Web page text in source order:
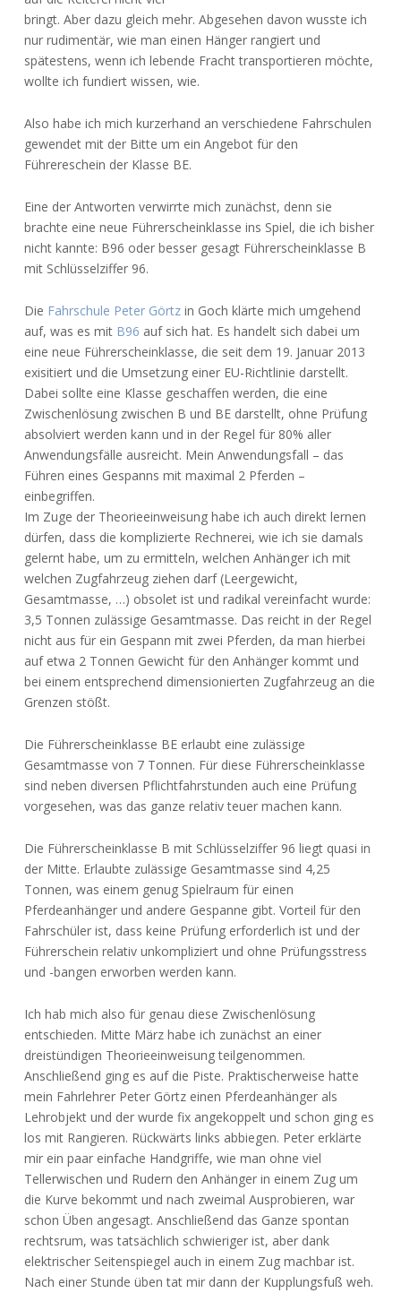
bringt. Aber dazu gleich mehr. Abgesehen davon wusste ich
nur rudimentär, wie man einen Hänger rangiert und
spätestens, wenn ich lebende Fracht transportieren möchte,
wollte ich fundiert wissen, wie.
Also habe ich mich kurzerhand an verschiedene Fahrschulen
gewendet mit der Bitte um ein Angebot für den
Führereschein der Klasse BE.
Eine der Antworten verwirrte mich zunächst, denn sie
brachte eine neue Führerscheinklasse ins Spiel, die ich bisher
nicht kannte: B96 oder besser gesagt Führerscheinklasse B
mit Schlüsselziffer 96.
Die Fahrschule Peter Görtzin Goch klärte mich umgehend
auf, was es mit B96 auf sich hat. Es handelt sich dabei um
eine neue Führerscheinklasse, die seit dem 19. Januar 2013
exisitiert und die Umsetzung einer EU-Richtlinie darstellt.
Dabei sollte eine Klasse geschaffen werden, die eine
Zwischenlösung zwischen B und BE darstellt, ohne Prüfung
absolviert werden kann und in der Regel für 80% aller
Anwendungsfälle ausreicht. Mein Anwendungsfall – das
Führen eines Gespanns mit maximal 2 Pferden –
einbegriffen.
Im Zuge der Theorieeinweisung habe ich auch direkt lernen
dürfen, dass die komplizierte Rechnerei, wie ich sie damals
gelernt habe, um zu ermitteln, welchen Anhänger ich mit
welchen Zugfahrzeug ziehen darf (Leergewicht,
Gesamtmasse, …) obsolet ist und radikal vereinfacht wurde:
3,5 Tonnen zulässige Gesamtmasse. Das reicht in der Regel
nicht aus für ein Gespann mit zwei Pferden, da man hierbei
auf etwa 2 Tonnen Gewicht für den Anhänger kommt und
bei einem entsprechend dimensionierten Zugfahrzeug an die
Grenzen stößt.
Die Führerscheinklasse BE erlaubt eine zulässige
Gesamtmasse von 7 Tonnen. Für diese Führerscheinklasse
sind neben diversen Pflichtfahrstunden auch eine Prüfung
vorgesehen, was das ganze relativ teuer machen kann.
Die Führerscheinklasse B mit Schlüsselziffer 96 liegt quasi in
der Mitte. Erlaubte zulässige Gesamtmasse sind 4,25
Tonnen, was einem genug Spielraum für einen
Pferdeanhänger und andere Gespanne gibt. Vorteil für den
Fahrschüler ist, dass keine Prüfung erforderlich ist und der
Führerschein relativ unkompliziert und ohne Prüfungsstress
und -bangen erworben werden kann.
Ich hab mich also für genau diese Zwischenlösung
entschieden. Mitte März habe ich zunächst an einer
dreistündigen Theorieeinweisung teilgenommen.
Anschließend ging es auf die Piste. Praktischerweise hatte
mein Fahrlehrer Peter Görtz einen Pferdeanhänger als
Lehrobjekt und der wurde fix angekoppelt und schon ging es
los mit Rangieren. Rückwärts links abbiegen. Peter erklärte
mir ein paar einfache Handgriffe, wie man ohne viel
Tellerwischen und Rudern den Anhänger in einem Zug um
die Kurve bekommt und nach zweimal Ausprobieren, war
schon Üben angesagt. Anschließend das Ganze spontan
rechtsrum, was tatsächlich schwieriger ist, aber dank
elektrischer Seitenspiegel auch in einem Zug machbar ist.
Nach einer Stunde üben tat mir dann der Kupplungsfuß weh.